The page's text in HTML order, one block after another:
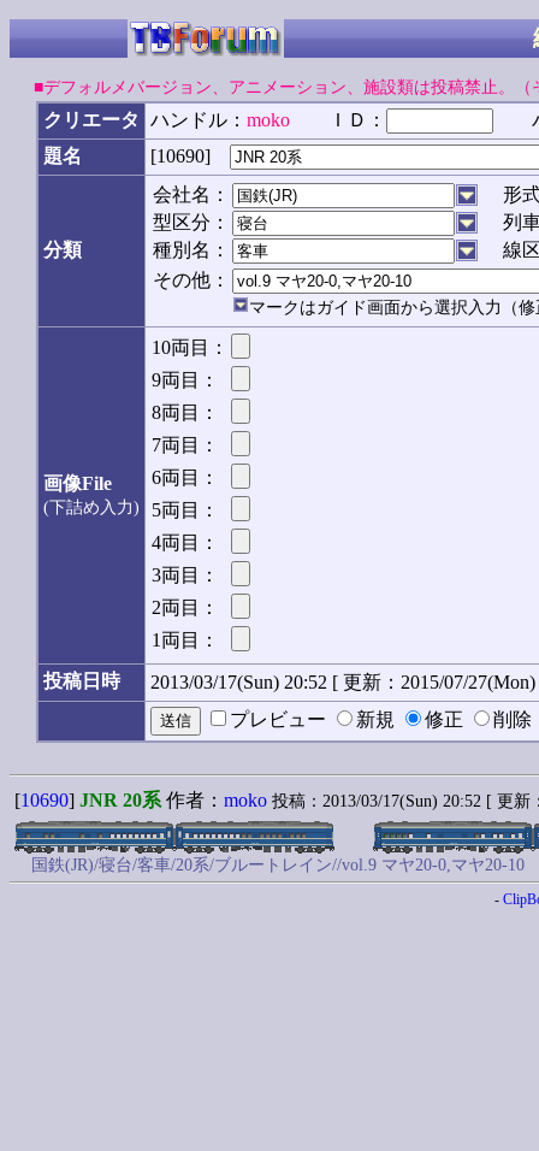
■デフォルメバージョン、アニメーション、施設類は投稿禁止。（
クリエータ ハンドル： moko ＩＤ：
パ
題名
[10690]
分類
会社名：
型区分：
種別名：
形
列
線
その他：
マークはガイド画面から選択入力（
画像File
(下詰め入力)
10両目：
9両目：
8両目：
7両目：
6両目：
5両目：
4両目：
3両目：
2両目：
1両目：
投稿日時
2013/03/17(Sun) 20:52 [ 更新：2015/07/
プレビュー
新規 修正 削
[10690] JNR 20系 作者： moko 投稿：2013/03/17(Sun) 20:52 [ 更新
国鉄(JR)/寝台/客車/20系/ブルートレイン//vol.9 マヤ20-0,マヤ20-10
-